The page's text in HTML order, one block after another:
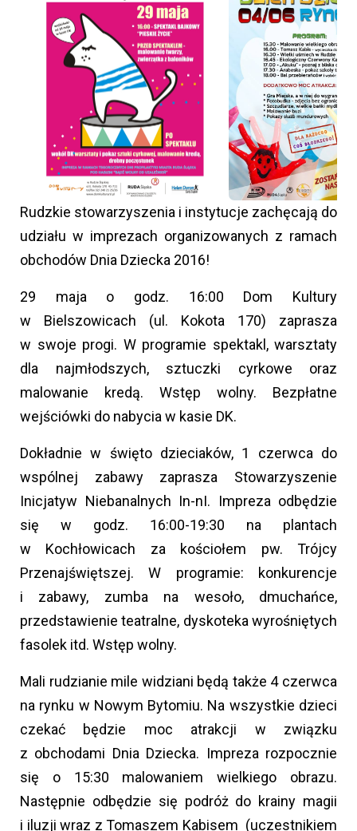
Rudzkie stowarzyszenia i instytucje zachęcają do
udziału w imprezach organizowanych z ramach
obchodów Dnia Dziecka 2016!
29 maja o godz. 16:00 Dom Kultury
w Bielszowicach (ul. Kokota 170) zaprasza
w swoje progi. W programie spektakl, warsztaty
dla najmłodszych, sztuczki cyrkowe oraz
malowanie kredą. Wstęp wolny. Bezpłatne
wejściówki do nabycia w kasie DK.
Dokładnie w święto dzieciaków, 1 czerwca do
wspólnej zabawy zaprasza Stowarzyszenie
Inicjatyw Niebanalnych In-nI. Impreza odbędzie
się w godz. 16:00-19:30 na plantach
w Kochłowicach za kościołem pw. Trójcy
Przenajświętszej. W programie: konkurencje
i zabawy, zumba na wesoło, dmuchańce,
przedstawienie teatralne, dyskoteka wyrośniętych
fasolek itd. Wstęp wolny.
Mali rudzianie mile widziani będą także 4 czerwca
na rynku w Nowym Bytomiu. Na wszystkie dzieci
czekać będzie moc atrakcji w związku
z obchodami Dnia Dziecka. Impreza rozpocznie
się o 15:30 malowaniem wielkiego obrazu.
Następnie odbędzie się podróż do krainy magii
i iluzji wraz z Tomaszem Kabisem (uczestnikiem